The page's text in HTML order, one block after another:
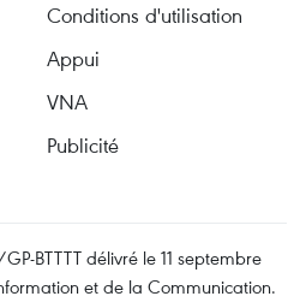
Conditions d'utilisation
Appui
VNA
Publicité
BTTTT délivré le 11 septembre
et de la Communication.